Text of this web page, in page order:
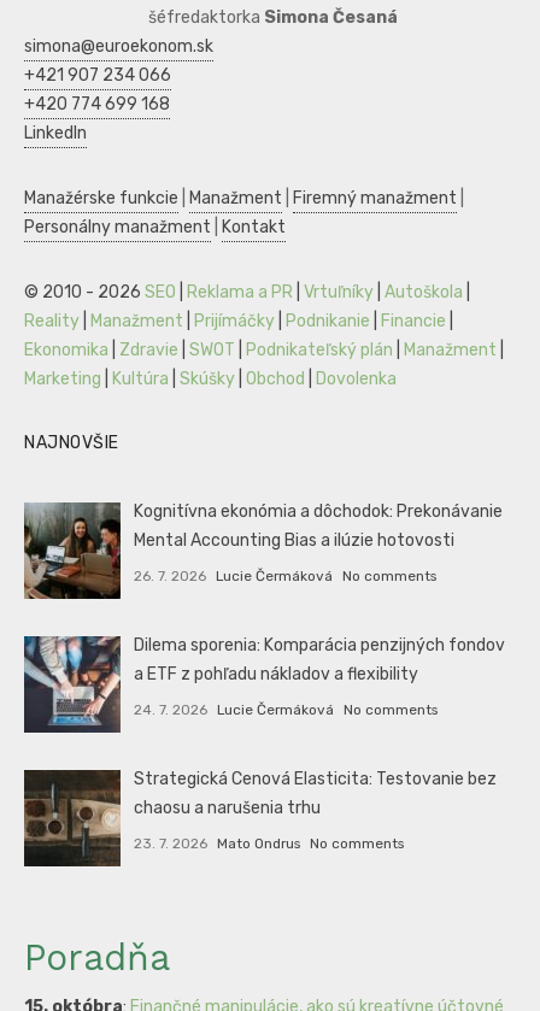
šéfredaktorka Simona Česaná
simona@euroekonom.sk
+421 907 234 066
+420 774 699 168
LinkedIn
Manažérske funkcie Manažment Firemný manažment
Personálny manažment
Kontakt
© 2010 - 2026 SEO Reklama a PR Vrtuľníky Autoškola
Reality
Manažment Prijímáčky Podnikanie Financie
Ekonomika
Zdravie SWOT Podnikateľský plán Manažment
Marketing
Kultúra Skúšky Obchod Dovolenka
NAJNOVŠIE
Kognitívna ekonómia a dôchodok: Prekonávanie
Mental Accounting Bias a ilúzie hotovosti
26. 7. 2026 Lucie Čermáková No comments
Dilema sporenia: Komparácia penzijných fondov
a ETF z pohľadu nákladov a flexibility
24. 7. 2026 Lucie Čermáková No comments
Strategická Cenová Elasticita: Testovanie bez
chaosu a narušenia trhu
23. 7. 2026 Mato Ondrus No comments
Poradňa